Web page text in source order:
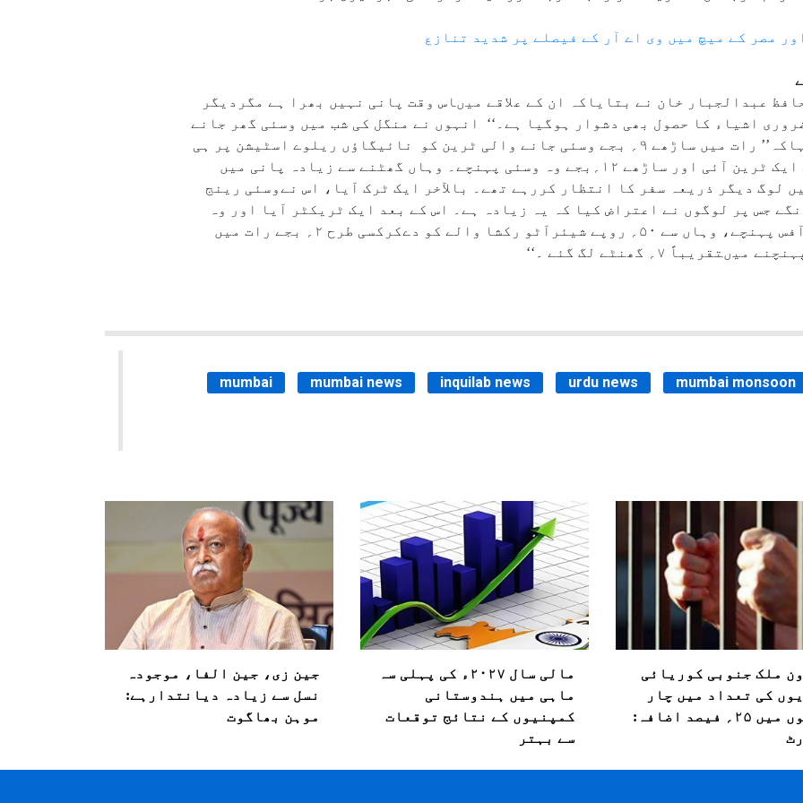
مصر کے میچ میں وی اے آر کے فیصلے پر شدید تنازع
عبدالجبار خان نے بتایاکہ ان کے علاقے میںاس وقت پانی نہیں بھرا ہے مگردیگر
اشیاء کا حصول بھی دشوار ہوگیا ہے۔‘‘ انہوں نے منگل کی شب میں وسئی گھر جانے
کے وقت ہونے والی پریشانی بتاتے ہوئے کہاکہ’’ رات میں ساڑھے ۹؍ بجے وسئی جانے والی ٹرین کو نائیگاؤں ریلوے اسٹیشن پر ہی
ختم کردیا گیا۔ اس کے بعد کافی تاخیر سے ایک ٹرین آئی اور ساڑھے ۱۲؍بجے وہ وسئی پہنچے۔ وہاں گھٹنے سے زیادہ پانی میں
لوگ دیگر ذریعہ سفر کا انتظار کررہے تھے۔ بالآخر ایک ٹرک آیا، اس نےوسئی رینج
کیلئے فی کس ۲۰۰؍روپے مانگے جس پر لوگوں نے اعتراض کیا کہ یہ زیادہ ہے۔ اس کے بعد ایک ٹریکٹر آیا اور وہ
اور دیگر لوگ اس ٹرالی میںبیٹھ کررینج آفس پہنچے، وہاں سے ۵۰؍ روپے شیئرآٹو رکشا والے کو دےکرکسی طرح ۲؍ بجے رات میں
۷؍ گھنٹے لگ گئے ۔‘‘
mumbai mumbai news inquilab news urdu news mumbai monsoon
ملک جنوبی کوریائی
کی تعداد میں چار
سالوں میں ۲۵؍ فیصد اضافہ:
مالی سال ۲۰۲۷ء کی پہلی سہ
ماہی میں ہندوستانی
کمپنیوں کے نتائج توقعات
سے بہتر
جین زی، جین الفا، موجودہ
نسل سے زیادہ دیانتدارہے:
موہن بھاگوت